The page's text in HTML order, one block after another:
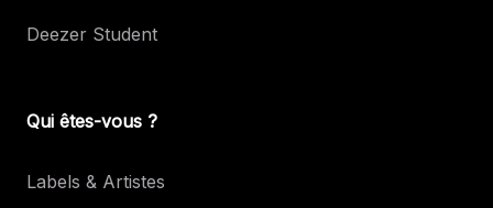
Deezer Student
Qui êtes-vous ?
Labels & Artistes